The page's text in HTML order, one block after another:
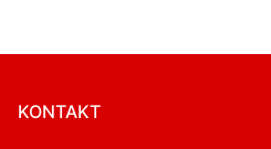
KONTAKT